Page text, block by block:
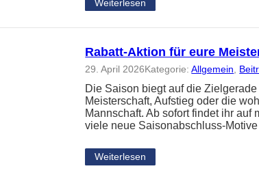
Weiterlesen
Rabatt-Aktion für eure
29. April 2026Kategorie:Allgemein,
Die Saison biegt auf die
Meisterschaft, Aufstieg oder die
Mannschaft. Ab sofort findet ihr
viele neue Saisonabschluss-
Weiterlesen